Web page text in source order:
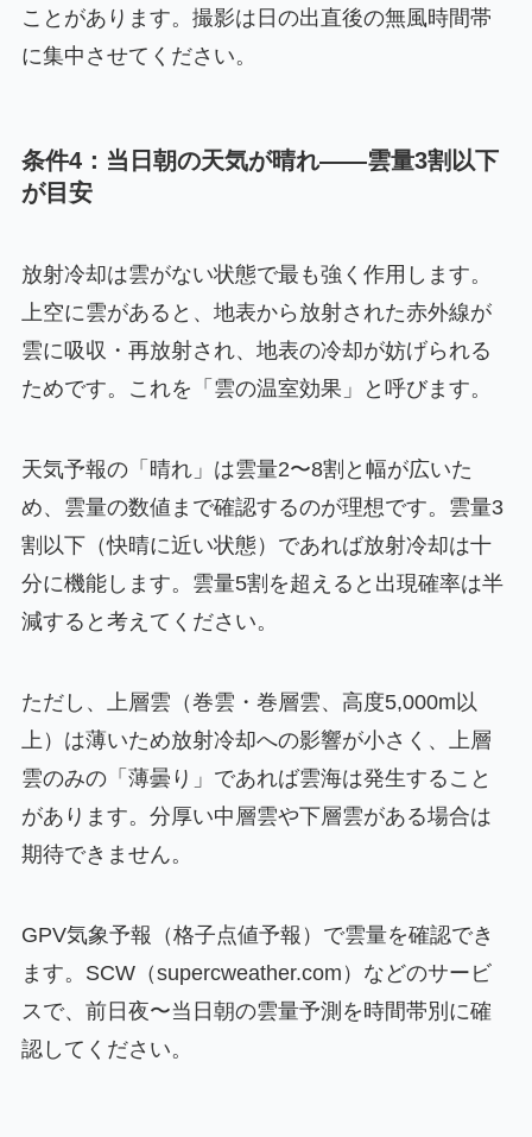
ことがあります。撮影は日の出直後の無風時間帯
に集中させてください。
条件4：当日朝の天気が晴れ——雲量3割以下
が目安
放射冷却は雲がない状態で最も強く作用します。
上空に雲があると、地表から放射された赤外線が
雲に吸収・再放射され、地表の冷却が妨げられる
ためです。これを「雲の温室効果」と呼びます。
天気予報の「晴れ」は雲量2〜8割と幅が広いた
め、雲量の数値まで確認するのが理想です。雲量3
割以下（快晴に近い状態）であれば放射冷却は十
分に機能します。雲量5割を超えると出現確率は半
減すると考えてください。
ただし、上層雲（巻雲・巻層雲、高度5,000m以
上）は薄いため放射冷却への影響が小さく、上層
雲のみの「薄曇り」であれば雲海は発生すること
があります。分厚い中層雲や下層雲がある場合は
期待できません。
GPV気象予報（格子点値予報）で雲量を確認でき
ます。SCW（supercweather.com）などのサービ
スで、前日夜〜当日朝の雲量予測を時間帯別に確
認してください。